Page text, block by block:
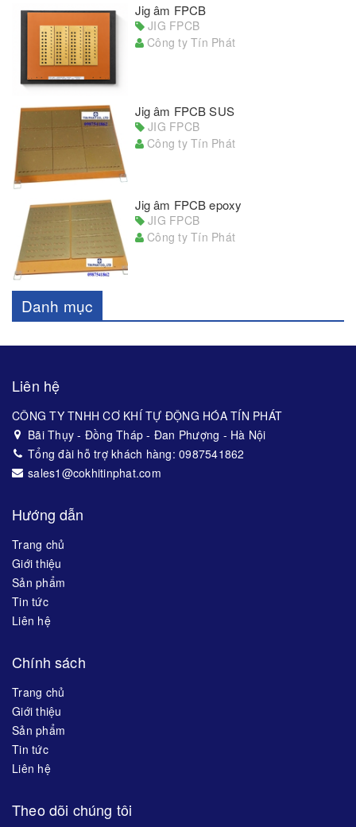
Jig âm FPCB
JIG FPCB
Công ty Tín Phát
Jig âm FPCB SUS
JIG FPCB
Công ty Tín Phát
Jig âm FPCB epoxy
JIG FPCB
Công ty Tín Phát
Danh mục
Liên hệ
CÔNG TY TNHH CƠ KHÍ TỰ ĐỘNG HÓA TÍN PHÁT
Bãi Thụy - Đồng Tháp - Đan Phượng - Hà Nội
Tổng đài hỗ trợ khách hàng: 0987541862
sales1@cokhitinphat.com
Hướng dẫn
Trang chủ
Giới thiệu
Sản phẩm
Tin tức
Liên hệ
Chính sách
Trang chủ
Giới thiệu
Sản phẩm
Tin tức
Liên hệ
Theo dõi chúng tôi